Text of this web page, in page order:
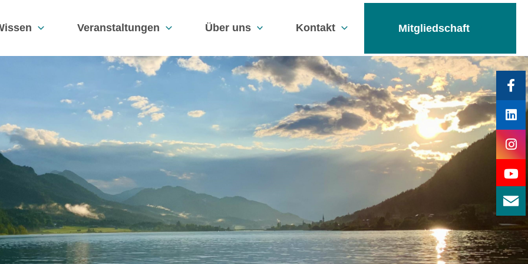
Veranstaltungen Über uns Kontakt Mitgliedschaft